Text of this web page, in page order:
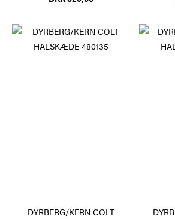
DYRBERG/KERN COLT